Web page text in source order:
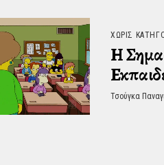
ΧΩΡΊΣ
Η
Τσούγκα